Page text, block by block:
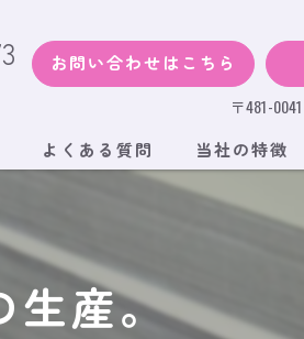
お問い合わせはこちら
〒481-
よくある質問 当社の特徴
小動物
生産。